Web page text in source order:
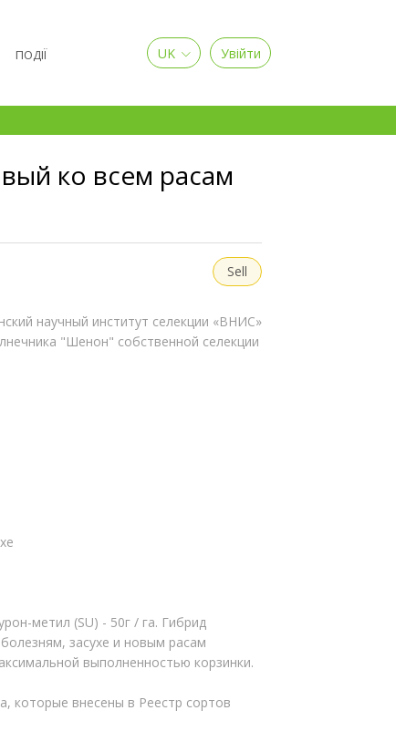
ПОДІЇ UK Увійти
ко всем расам
Sell
научный институт селекции «ВНИС»
"Шенон" собственной селекции
метил (SU) - 50г / га. Гибрид
засухе и новым расам
выполненностью корзинки.
которые внесены в Реестр сортов